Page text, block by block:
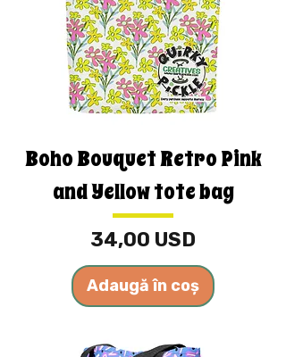
Boho Bouquet Retro Pink
and Yellow tote bag
Preț
34,00 USD
Adaugă în coș